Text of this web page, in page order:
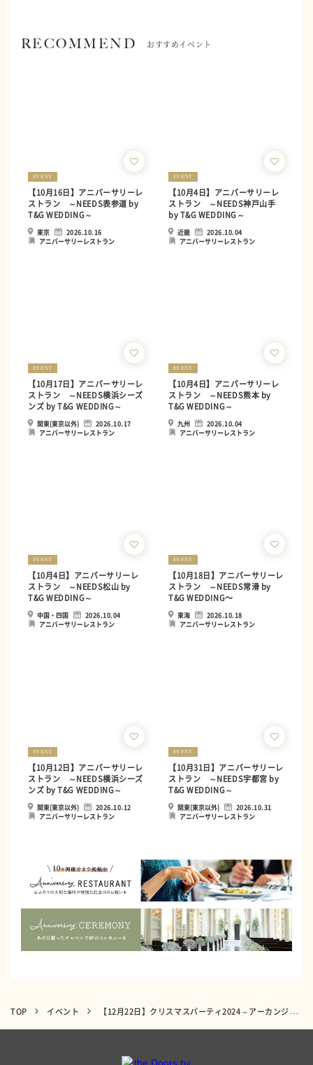
RECOMMEND おすすめイベント
EVENT
【10月16日】アニバーサリーレ
ストラン ～NEEDS表参道 by
T&G WEDDING～
東京
2026.10.16
アニバーサリーレストラン
EVENT
【10月4日】アニバーサリーレ
ストラン ～NEEDS神戸山手
by T&G WEDDING～
近畿
2026.10.04
アニバーサリーレストラン
EVENT
【10月17日】アニバーサリーレ
ストラン ～NEEDS横浜シーズ
ンズ by T&G WEDDING～
関東(東京以外)
2026.10.17
アニバーサリーレストラン
EVENT
【10月4日】アニバーサリーレ
ストラン ～NEEDS熊本 by
T&G WEDDING～
九州
2026.10.04
アニバーサリーレストラン
EVENT
【10月4日】アニバーサリーレ
ストラン ～NEEDS松山 by
T&G WEDDING～
中国・四国
2026.10.04
アニバーサリーレストラン
EVENT
【10月18日】アニバーサリーレ
ストラン ～NEEDS常滑 by
T&G WEDDING〜
東海
2026.10.18
アニバーサリーレストラン
EVENT
【10月12日】アニバーサリーレ
ストラン ～NEEDS横浜シーズ
ンズ by T&G WEDDING～
関東(東京以外)
2026.10.12
アニバーサリーレストラン
EVENT
【10月31日】アニバーサリーレ
ストラン ～NEEDS宇都宮 by
T&G WEDDING～
関東(東京以外)
2026.10.31
アニバーサリーレストラン
TOP イベント 【12月22日】クリスマスパーティ2024～アーカンジェル迎賓館 宇都宮～